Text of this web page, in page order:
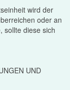
wird der
oder an
sollte diese sich
UND